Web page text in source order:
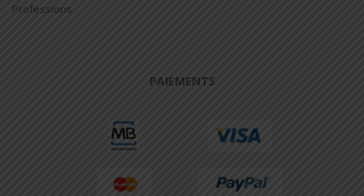
Professions
PAIEMENTS